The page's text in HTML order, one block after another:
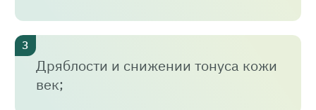
Дряблости и снижении тонуса кожи
век;